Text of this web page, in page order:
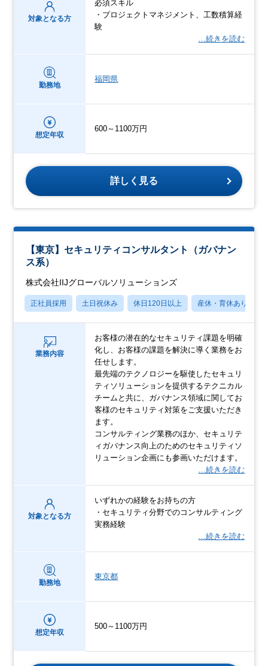
対象となる方
必須スキル
・プロジェクトマネジメント、工数積算経
験
…続きを読む
勤務地
福岡県
想定年収
600～1100万円
詳しく見る
【東京】セキュリティコンサルタント（ガバナン
ス系）
株式会社IIJグローバルソリューションズ
正社員採用 土日祝休み 休日120日以上 産休・育休あり
業務内容
お客様の潜在的なセキュリティ課題を明確
化し、お客様の課題を解決に導く業務をお
任せします。
最先端のテクノロジーを駆使したセキュリ
ティソリューションを提供するテクニカル
チームと共に、ガバナンス領域に関してお
客様のセキュリティ対策をご支援いただき
ます。
コンサルティング業務のほか、セキュリテ
ィガバナンス向上のためのセキュリティソ
リューション企画にも参画いただけます。
…続きを読む
対象となる方
いずれかの経験をお持ちの方
・セキュリティ分野でのコンサルティング
実務経験
…続きを読む
勤務地
東京都
想定年収
500～1100万円